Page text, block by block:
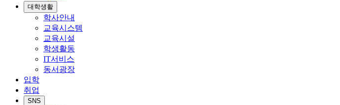
대학생활
학사안내
교육시스템
교육시설
학생활동
IT서비스
동서광장
입학
취업
SNS